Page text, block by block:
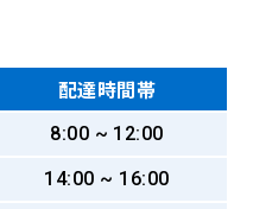
配達時間帯
8:00 ~ 12:00
14:00 ~ 16:00